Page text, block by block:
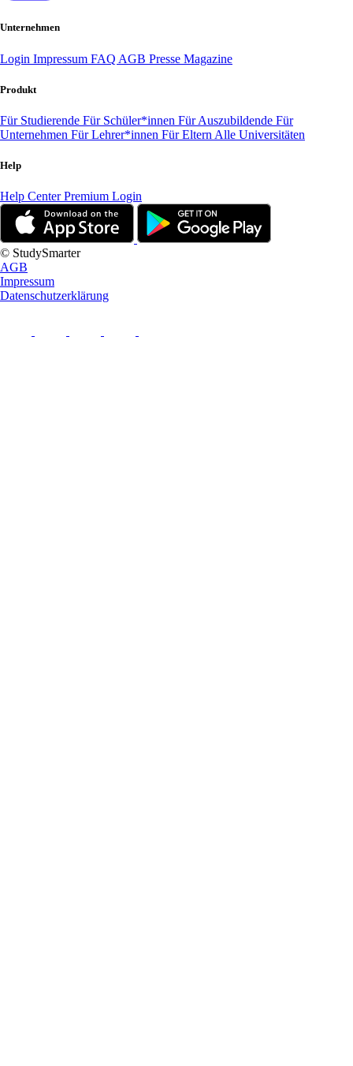
Unternehmen
Login Impressum FAQ AGB Presse Magazine
Produkt
Für Studierende Für Schüler*innen Für Auszubildende Für
Unternehmen Für Lehrer*innen Für Eltern Alle Universitäten
Help
Help CenterPremium Login
© StudySmarter
AGB
Impressum
Datenschutzerklärung